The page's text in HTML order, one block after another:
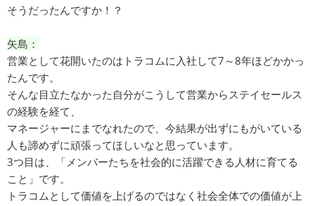
そうだったんですか！？
矢島：
営業として花開いたのはトラコムに入社して7～8年ほどかかっ
たんです。
そんな目立たなかった自分がこうして営業からステイセールス
の経験を経て、
マネージャーにまでなれたので、今結果が出ずにもがいている
人も諦めずに頑張ってほしいなと思っています。
3つ目は、「メンバーたちを社会的に活躍できる人材に育てる
こと」です。
トラコムとして価値を上げるのではなく社会全体での価値が上